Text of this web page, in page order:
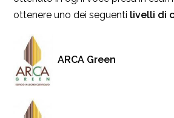
ottenere uno dei seguenti livelli di
ARCA Green